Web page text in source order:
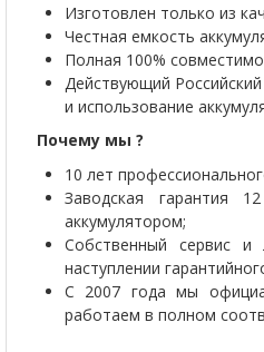
Изготовлен только из
Честная емкость
Полная 100%
Действующий
и использование
Почему мы ?
10 лет
Заводская гарантия
аккумулятором;
Собственный сервис и
наступлении
С 2007 года мы
работаем в полном